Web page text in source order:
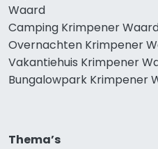
Waard
Camping Krimpener
Overnachten Krimpener
Vakantiehuis Krimpener
Bungalowpark Krimpener
Thema’s